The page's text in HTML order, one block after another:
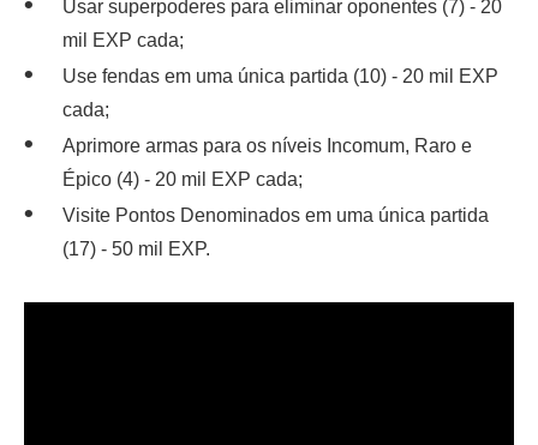
Usar superpoderes para eliminar oponentes (7) - 20
mil EXP cada;
Use fendas em uma única partida (10) - 20 mil EXP
cada;
Aprimore armas para os níveis Incomum, Raro e
Épico (4) - 20 mil EXP cada;
Visite Pontos Denominados em uma única partida
(17) - 50 mil EXP.